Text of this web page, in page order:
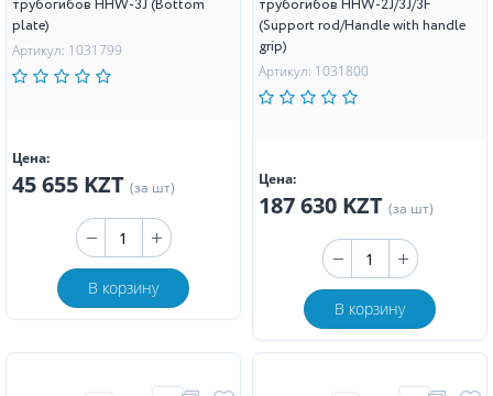
трубогибов HHW-3J (Bottom
plate)
Артикул: 1031799
Цена:
45 655 KZT (за шт)
В корзину
трубогибов HHW-2J/3J/3F
(Support rod/Handle with handle
grip)
Артикул: 1031800
Цена:
187 630 KZT (за шт)
В корзину